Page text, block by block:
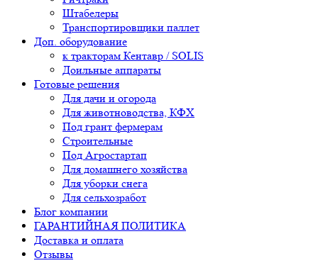
Штабелеры
Транспортировщики паллет
Доп. оборудование
к тракторам Кентавр / SOLIS
Доильные аппараты
Готовые решения
Для дачи и огорода
Для животноводства, КФХ
Под грант фермерам
Строительные
Под Агростартап
Для домашнего хозяйства
Для уборки снега
Для сельхозработ
Блог компании
ГАРАНТИЙНАЯ ПОЛИТИКА
Доставка и оплата
Отзывы